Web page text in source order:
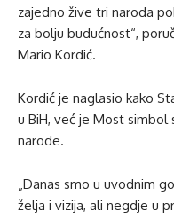
zajedno žive tri naroda
za bolju budućnost“,
Mario Kordić.
Kordić je naglasio kako
u BiH, već je Most
narode.
„Danas smo u uvodnim
želja i vizija, ali negdje u